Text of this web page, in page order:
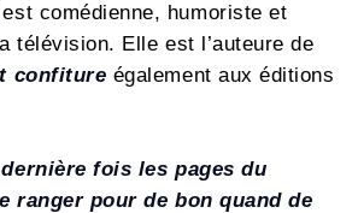
est comédienne, humoriste et
télévision. Elle est l’auteure de
confiture également aux éditions
fois les pages du
ranger pour de bon quand de